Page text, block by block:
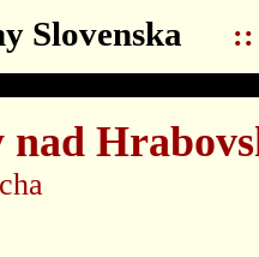
Slovenska ::
nad